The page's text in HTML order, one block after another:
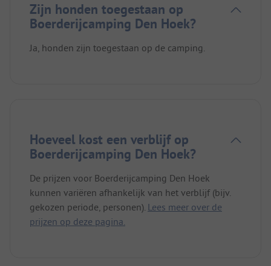
Zijn honden toegestaan op
Boerderijcamping Den Hoek?
Ja, honden zijn toegestaan op de camping.
Hoeveel kost een verblijf op
Boerderijcamping Den Hoek?
De prijzen voor Boerderijcamping Den Hoek
kunnen variëren afhankelijk van het verblijf (bijv.
gekozen periode, personen). Lees meer over de
prijzen op deze pagina.